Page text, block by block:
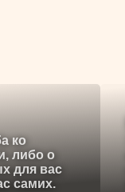
ко
либо о
для вас
самих.